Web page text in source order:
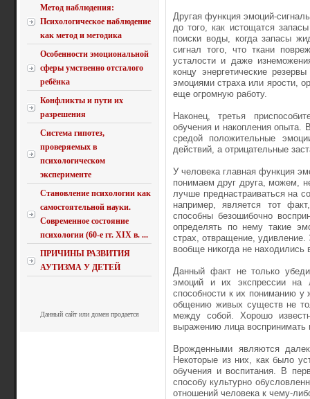
Метод наблюдения:
Психологическое наблюдение
как метод и методика
Особенности эмоциональной
сферы умственно отсталого
ребёнка
Конфликты и пути их
разрешения
Система гипотез,
проверяемых в
психологическом
эксперименте
Становление психологии как
самостоятельной науки.
Современное состояние
психологии (60-е гг. XIX в. ...
ПРИЧИНЫ РАЗВИТИЯ
АУТИЗМА У ДЕТЕЙ
Данный сайт или домен продается
Другая функция эмоций-
до того, как исто­щатся
поиски воды, когда запасы
сигнал того, что тка­ни
усталости и даже
концу энергетические
эмоциями страха или ярости,
еще огромную работу.
Наконец, третья
обучения и накопления опы­та.
средой положительные
действий, а отрицательные
У человека главная функция
понимаем друг друга, можем,
лучше преднастраиваться на
например, является тот
способны безошибочно
определять по нему такие
страх, отвращение, удивление.
вообще никогда не находились
Данный факт не только
эмоций и их экспрессии на
способности к их пониманию
общению живых су­ществ не
между собой. Хорошо
выражению лица воспринимать
Врожденными являются
Некоторые из них, как было
обучения и воспитания. В
способу культурно
отношений человека к чему-